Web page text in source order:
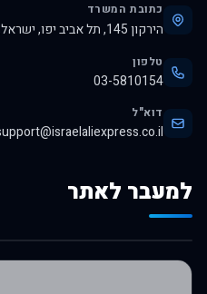
כתובת המשרד
הירקון 145, תל אביב יפו, ישראל, 6345313
טלפון
03-5810154
דוא"ל
למעבר לאתר
לרכישה באלי אקספרס